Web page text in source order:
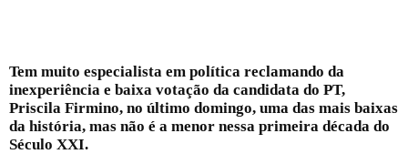
Tem muito especialista em política reclamando da
inexperiência e baixa votação da candidata do PT,
Priscila Firmino, no último domingo, uma das mais baixas
da história, mas não é a menor nessa primeira década do
Século XXI.